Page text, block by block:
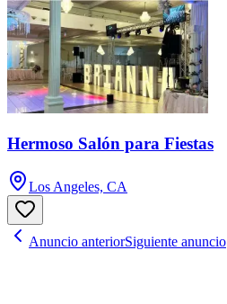
Hermoso Salón para Fiestas
Los Angeles, CA
Anuncio anteriorSiguiente anuncio